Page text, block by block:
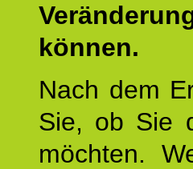
können.
Nach dem
Sie, ob Sie
möchten.